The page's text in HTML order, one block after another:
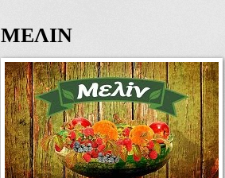
ΜΕΛΙΝ